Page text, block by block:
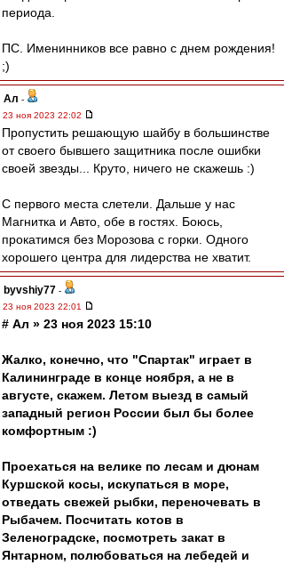
периода.
ПС. Именинников все равно с днем рождения!
;)
Ал -
23 ноя 2023 22:02
Пропустить решающую шайбу в большинстве
от своего бывшего защитника после ошибки
своей звезды... Круто, ничего не скажешь :)
С первого места слетели. Дальше у нас
Магнитка и Авто, обе в гостях. Боюсь,
прокатимся без Морозова с горки. Одного
хорошего центра для лидерства не хватит.
byvshiy77 -
23 ноя 2023 22:01
# Ал » 23 ноя 2023 15:10
Жалко, конечно, что "Спартак" играет в
Калининграде в конце ноября, а не в
августе, скажем. Летом выезд в самый
западный регион России был бы более
комфортным :)
Проехаться на велике по лесам и дюнам
Куршской косы, искупаться в море,
отведать свежей рыбки, переночевать в
Рыбачем. Посчитать котов в
Зеленоградске, посмотреть закат в
Янтарном, полюбоваться на лебедей и